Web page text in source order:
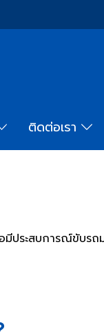
ติดต่อเรา
ระสบการณ์ขับรถม